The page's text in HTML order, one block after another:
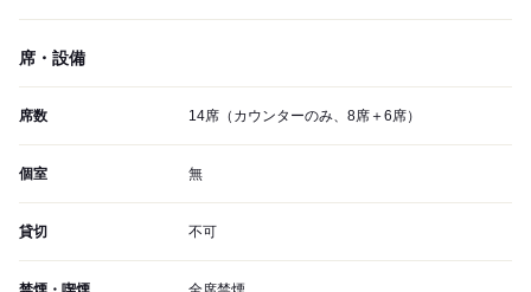
席・設備
席数 14席（カウンターのみ、8席＋6席）
個室 無
貸切 不可